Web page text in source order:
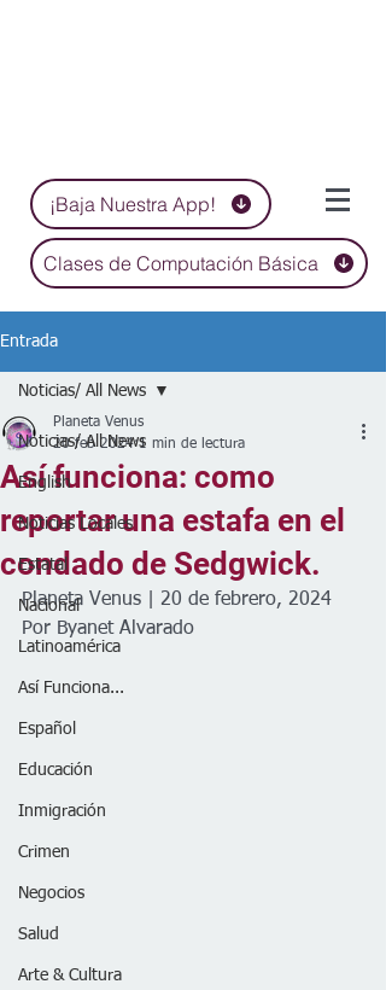
¡Baja Nuestra App!
Clases de Computación Básica
Entrada
Noticias/ All News
English
Noticias Locales
Estatal
Nacional
Latinoamérica
Así Funciona...
Español
Educación
Inmigración
Crimen
Negocios
Salud
Arte & Cultura
Noticias/ All News
Así funciona: como
reportar una estafa en el
condado de Sedgwick.
Planeta Venus
20 feb 2024 1 min de lectura
Planeta Venus | 20 de febrero, 2024
Por Byanet Alvarado